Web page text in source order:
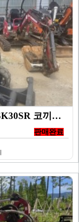
코벨코/굴삭기/3톤 미니굴삭기/SK30SR 코끼리/20…
판매완료